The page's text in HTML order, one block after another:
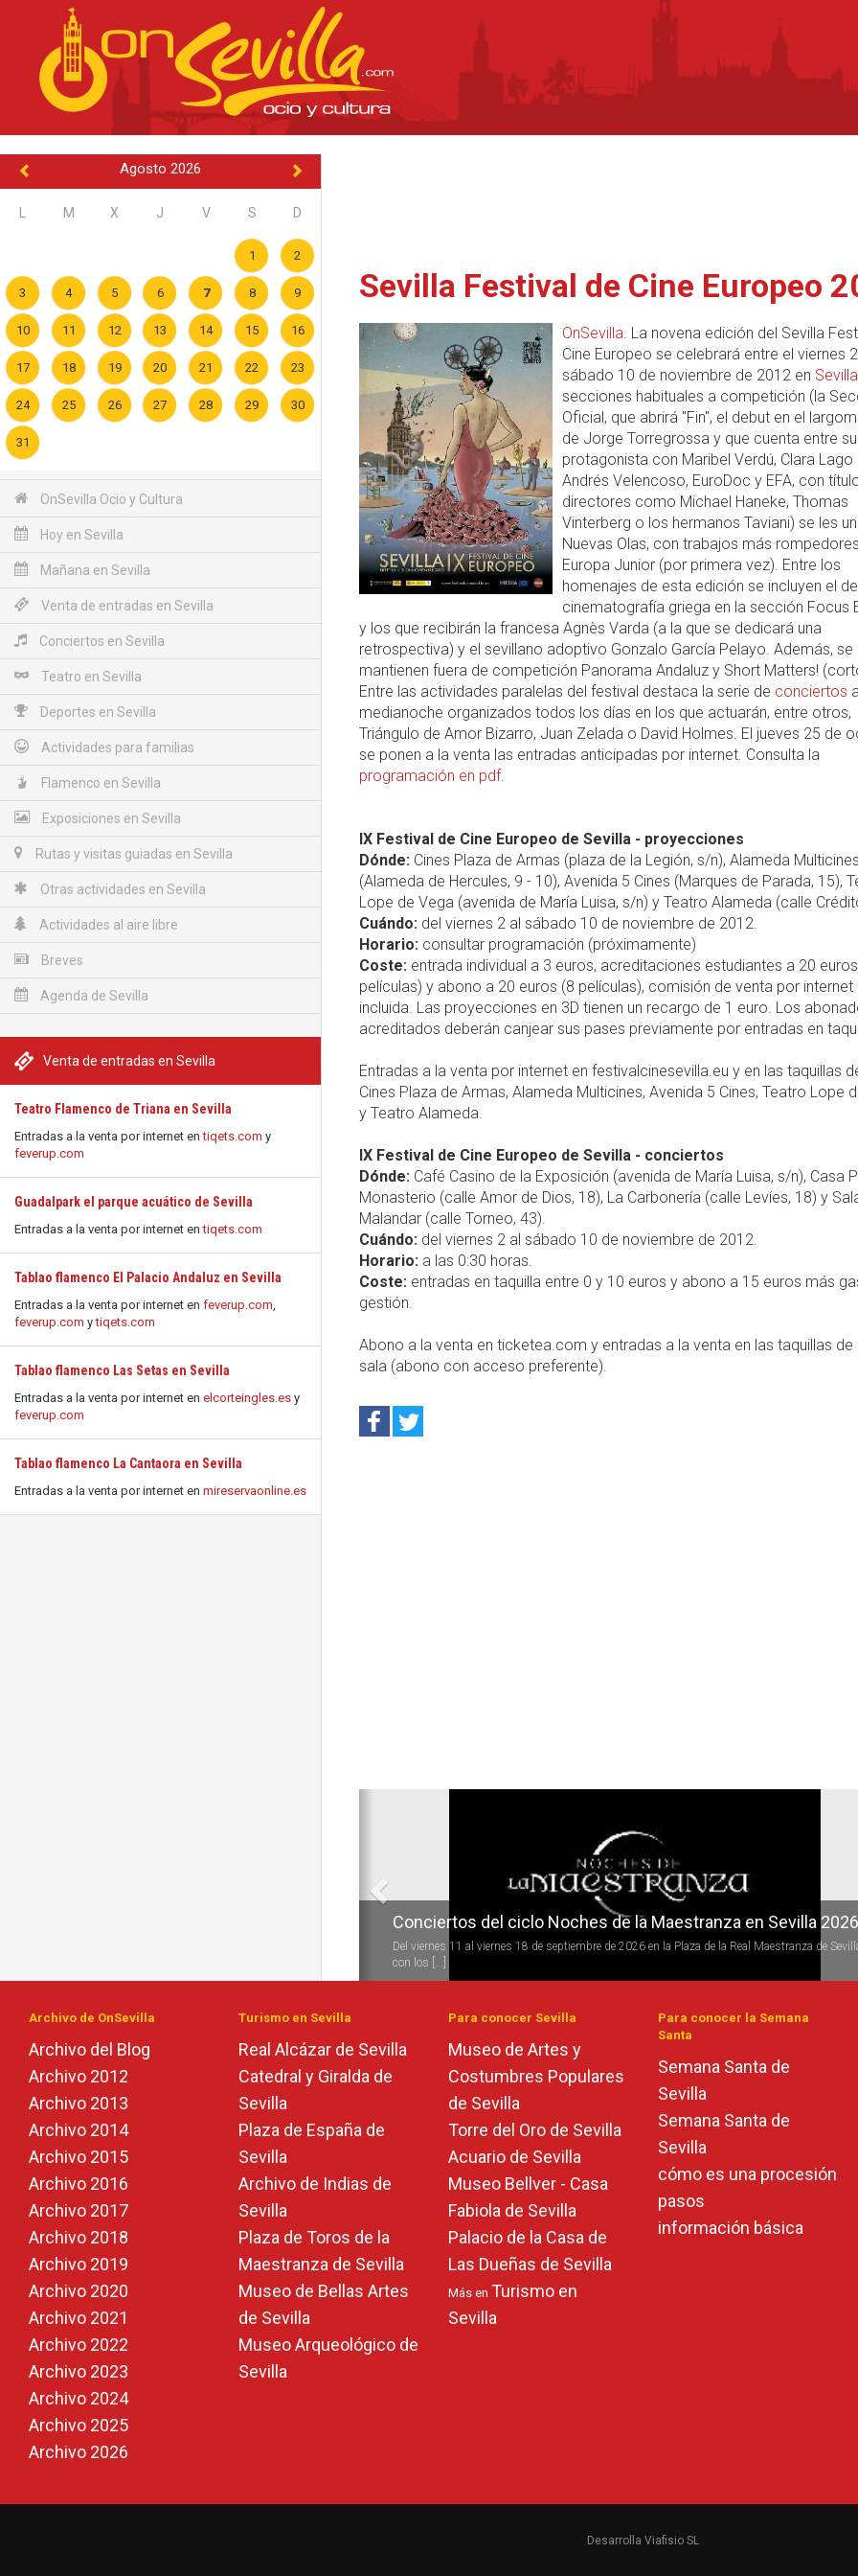
Agosto 2026
M X J V S D
1 2
3 4 5 6 7 8 9
10 11 12 13 14 15 16
17 18 19 20 21 22 23
24 25 26 27 28 29 30
31
OnSevilla Ocio y Cultura
Hoy en Sevilla
Mañana en Sevilla
Venta de entradas en Sevilla
Conciertos en Sevilla
Teatro en Sevilla
Deportes en Sevilla
Actividades para familias
Flamenco en Sevilla
Exposiciones en Sevilla
Rutas y visitas guiadas en Sevilla
Otras actividades en Sevilla
Actividades al aire libre
Breves
Agenda de Sevilla
Venta de entradas en Sevilla
Teatro Flamenco de Triana en Sevilla
Entradas a la venta por internet entiqets.com y
feverup.com
Guadalpark el parque acuático de Sevilla
Entradas a la venta por internet entiqets.com
Tablao flamenco El Palacio Andaluz en Sevilla
Entradas a la venta por internet en feverup.com,
feverup.com ytiqets.com
Tablao flamenco Las Setas en Sevilla
Entradas a la venta por internet en elcorteingles.es y
feverup.com
Tablao flamenco La Cantaora en Sevilla
Entradas a la venta por internet en mireservaonline.es
Sevilla Festival de Cine Europeo
OnSevilla. La novena edición del Sevilla
Cine Europeo se celebrará entre el viernes
sábado 10 de noviembre de 2012 en Sevilla
secciones habituales a competición (la
Oficial, que abrirá "Fin", el debut en el
de Jorge Torregrossa y que cuenta entre
protagonista con Maribel Verdú, Clara Lago
Andrés Velencoso, EuroDoc y EFA, con
directores como Michael Haneke, Thomas
Vinterberg o los hermanos Taviani) se les
Nuevas Olas, con trabajos más
Europa Junior (por primera vez). Entre los
homenajes de esta edición se incluyen el
cinematografía griega en la sección Focus
y los que recibirán la francesa Agnès Varda (a la que se dedicará una
retrospectiva) y el sevillano adoptivo Gonzalo García Pelayo. Además, se
mantienen fuera de competición Panorama Andaluz y Short Matters!
Entre las actividades paralelas del festival destaca la serie de conciertos
medianoche organizados todos los días en los que actuarán, entre otros,
Triángulo de Amor Bizarro, Juan Zelada o David Holmes. El jueves 25 de
se ponen a la venta las entradas anticipadas por internet. Consulta la
programación en pdf.
IX Festival de Cine Europeo de Sevilla - proyecciones
Dónde: Cines Plaza de Armas (plaza de la Legión, s/n), Alameda
(Alameda de Hercules, 9 - 10), Avenida 5 Cines (Marques de Parada, 15),
Lope de Vega (avenida de María Luisa, s/n) y Teatro Alameda (calle
Cuándo: del viernes 2 al sábado 10 de noviembre de 2012.
Horario: consultar programación (próximamente)
Coste: entrada individual a 3 euros, acreditaciones estudiantes a 20
películas) y abono a 20 euros (8 películas), comisión de venta por internet
incluida. Las proyecciones en 3D tienen un recargo de 1 euro. Los
acreditados deberán canjear sus pases previamente por entradas en
Entradas a la venta por internet en festivalcinesevilla.eu y en las taquillas
Cines Plaza de Armas, Alameda Multicines, Avenida 5 Cines, Teatro Lope
y Teatro Alameda.
IX Festival de Cine Europeo de Sevilla - conciertos
Dónde: Café Casino de la Exposición (avenida de María Luisa, s/n), Casa
Monasterio (calle Amor de Dios, 18), La Carbonería (calle Levíes, 18) y
Malandar (calle Torneo, 43).
Cuándo: del viernes 2 al sábado 10 de noviembre de 2012.
Horario: a las 0:30 horas.
Coste: entradas en taquilla entre 0 y 10 euros y abono a 15 euros más
gestión.
Abono a la venta en ticketea.com y entradas a la venta en las taquillas de
sala (abono con acceso preferente).
Conciertos del ciclo Noches de la Maestranza en Sevilla 2026
Del viernes 11 al viernes 18 de septiembre de 2026 en la Plaza de la Real Maestranza de
con los [...]
Archivo de OnSevilla
Archivo del Blog
Archivo 2012
Archivo 2013
Archivo 2014
Archivo 2015
Archivo 2016
Archivo 2017
Archivo 2018
Archivo 2019
Archivo 2020
Archivo 2021
Archivo 2022
Archivo 2023
Archivo 2024
Archivo 2025
Archivo 2026
Turismo en Sevilla
Real Alcázar de Sevilla
Catedral y Giralda de
Sevilla
Plaza de España de
Sevilla
Archivo de Indias de
Sevilla
Plaza de Toros de la
Maestranza de Sevilla
Museo de Bellas Artes
de Sevilla
Museo Arqueológico de
Sevilla
Para conocer Sevilla
Museo de Artes y
Costumbres Populares
de Sevilla
Torre del Oro de Sevilla
Acuario de Sevilla
Museo Bellver - Casa
Fabiola de Sevilla
Palacio de la Casa de
Las Dueñas de Sevilla
Más en Turismo en
Sevilla
Para conocer la Semana
Santa
Semana Santa de
Sevilla
Semana Santa de
Sevilla
cómo es una procesión
pasos
información básica
Desarrolla Viafisio SL